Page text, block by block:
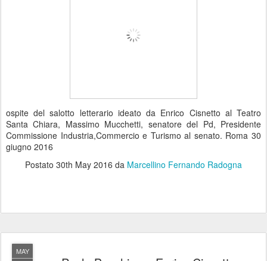
ospite del salotto letterario ideato da Enrico Cisnetto al Teatro
Santa Chiara, Massimo Mucchetti, senatore del Pd, Presidente
Commissione Industria,Commercio e Turismo al senato. Roma 30
giugno 2016
Postato 30th May 2016 da Marcellino Fernando Radogna
MAY